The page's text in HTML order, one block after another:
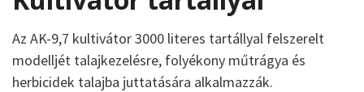
Az AK-9,7 kultivátor 3000 literes tartállyal felszerelt
modelljét talajkezelésre, folyékony műtrágya és
herbicidek talajba juttatására alkalmazzák.